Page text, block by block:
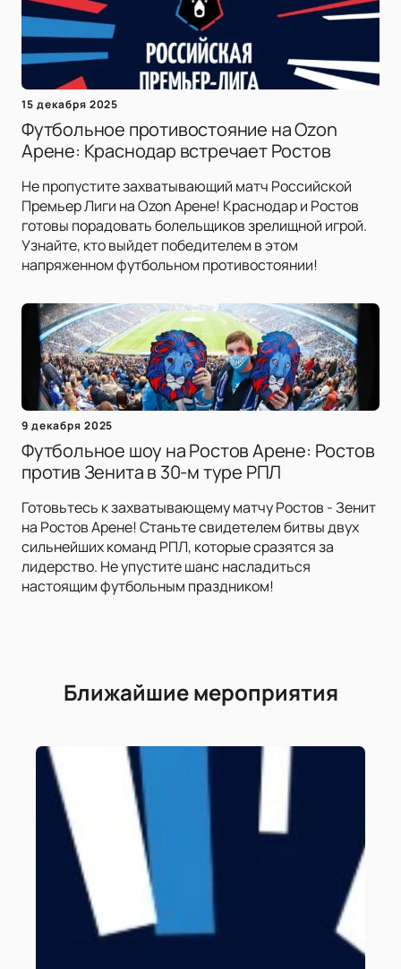
15 декабря 2025
Футбольное противостояние на Ozon
Арене: Краснодар встречает Ростов
Не пропустите захватывающий матч Российской
Премьер Лиги на Ozon Арене! Краснодар и Ростов
готовы порадовать болельщиков зрелищной игрой.
Узнайте, кто выйдет победителем в этом
напряженном футбольном противостоянии!
9 декабря 2025
Футбольное шоу на Ростов Арене: Ростов
против Зенита в 30-м туре РПЛ
Готовьтесь к захватывающему матчу Ростов - Зенит
на Ростов Арене! Станьте свидетелем битвы двух
сильнейших команд РПЛ, которые сразятся за
лидерство. Не упустите шанс насладиться
настоящим футбольным праздником!
Ближайшие мероприятия